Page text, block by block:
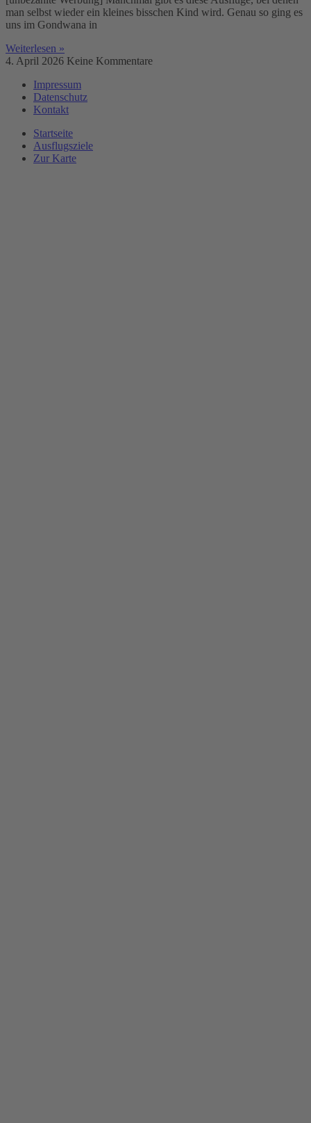
man selbst wieder ein kleines bisschen Kind wird. Genau so ging es
uns im Gondwana in
Weiterlesen »
4. April 2026 Keine Kommentare
Impressum
Datenschutz
Kontakt
Startseite
Ausflugsziele
Zur Karte